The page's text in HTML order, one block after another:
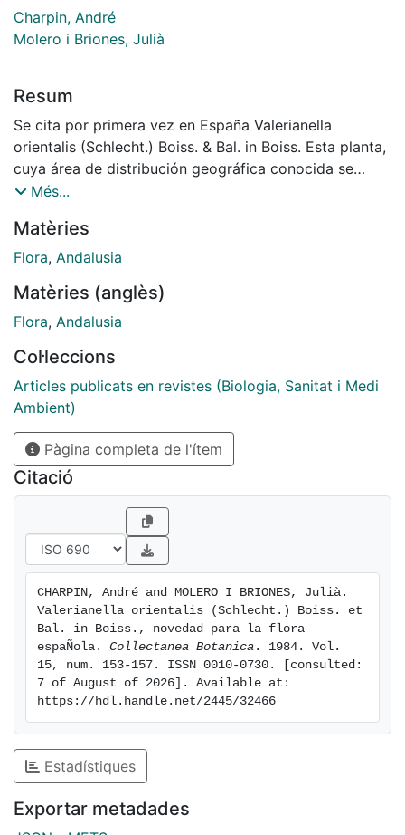
Charpin, André
Molero i Briones, Julià
Resum
Se cita por primera vez en España Valerianella
orientalis (Schlecht.) Boiss. & Bal. in Boiss. Esta planta,
cuya área de distribución geográfica conocida se
extiende por Oriente medio y Grecia oriental, fué
Granada.
Més...
Matèries
Flora, Andalusia
Matèries (anglès)
Flora, Andalusia
Col·leccions
Articles publicats en revistes (Biologia, Sanitat i Medi
Ambient)
Pàgina completa de l'ítem
Citació
CHARPIN, André and MOLERO I BRIONES, Julià.
Valerianella orientalis (Schlecht.) Boiss. et
Bal. in Boiss., novedad para la flora
espaÑola. Collectanea Botanica . 1984. Vol.
15, num. 153-157. ISSN 0010-0730. [consulted:
7 of August of 2026]. Available at:
https://hdl.handle.net/2445/32466
Estadístiques
Exportar metadades